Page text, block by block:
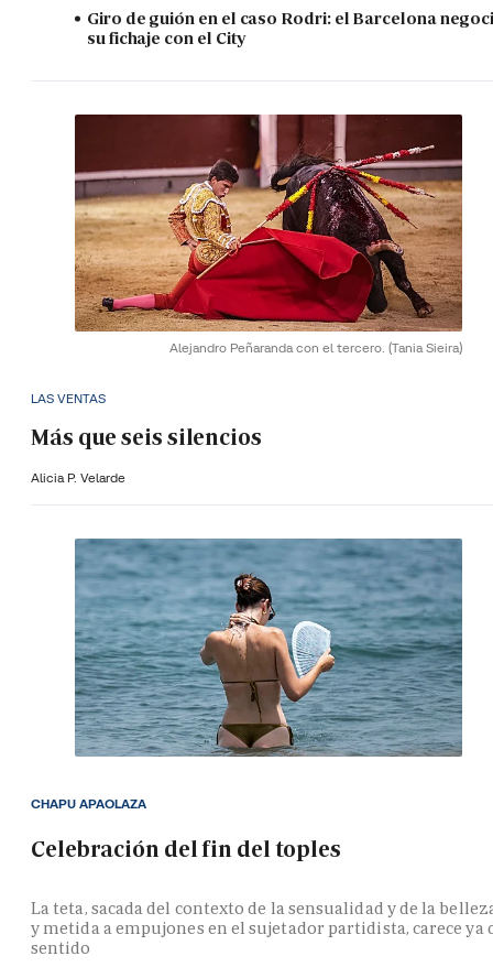
Giro de guión en el caso Rodri: el Barcelona
su fichaje con el City
Alejandro Peñaranda con el tercero. (Tania Sieira)
LAS VENTAS
Más que seis silencios
Alicia P. Velarde
Celebración del fin del toples
La teta, sacada del contexto de la sensualidad y de la
y metida a empujones en el sujetador partidista, carece ya
sentido
CHAPU APAOLAZA